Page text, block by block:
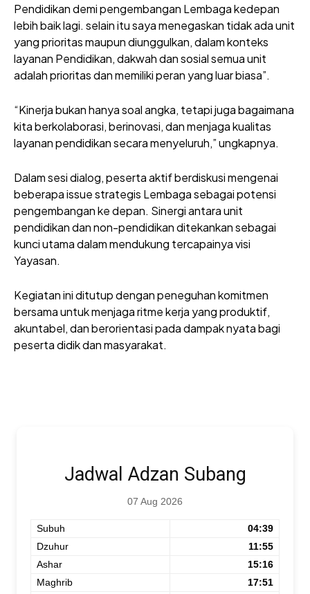
Pendidikan demi pengembangan Lembaga kedepan
lebih baik lagi. selain itu saya menegaskan tidak ada unit
yang prioritas maupun diunggulkan, dalam konteks
layanan Pendidikan, dakwah dan sosial semua unit
adalah prioritas dan memiliki peran yang luar biasa”.
“Kinerja bukan hanya soal angka, tetapi juga bagaimana
kita berkolaborasi, berinovasi, dan menjaga kualitas
layanan pendidikan secara menyeluruh,” ungkapnya.
Dalam sesi dialog, peserta aktif berdiskusi mengenai
beberapa issue strategis Lembaga sebagai potensi
pengembangan ke depan. Sinergi antara unit
pendidikan dan non-pendidikan ditekankan sebagai
kunci utama dalam mendukung tercapainya visi
Yayasan.
Kegiatan ini ditutup dengan peneguhan komitmen
bersama untuk menjaga ritme kerja yang produktif,
akuntabel, dan berorientasi pada dampak nyata bagi
peserta didik dan masyarakat.
Jadwal Adzan Subang
07 Aug 2026
Subuh
04:39
Dzuhur
11:55
Ashar
15:16
Maghrib
17:51